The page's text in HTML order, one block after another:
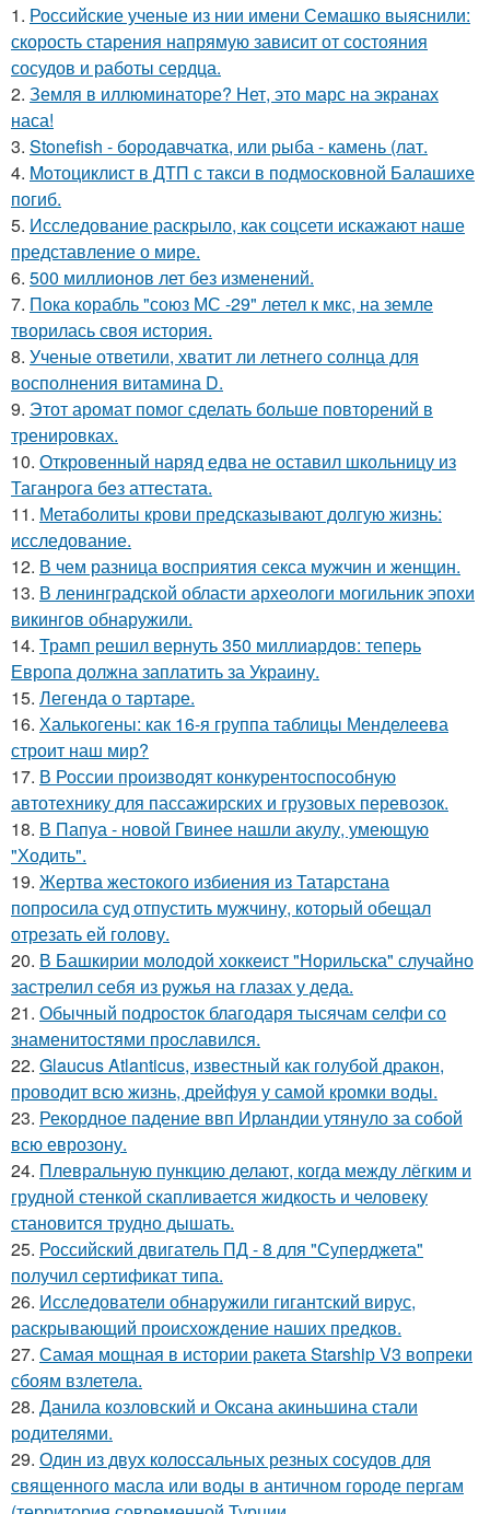
1. Российские ученые из нии имени Семашко выяснили:
скорость старения напрямую зависит от состояния
сосудов и работы сердца.
2. Земля в иллюминаторе? Нет, это марс на экранах
наса!
3. Stonefish - бородавчатка, или рыба - камень (лат.
4. Moтоциклист в ДТП с такси в подмосковной Балашихе
погиб.
5. Исследование раскрыло, как соцсети искажают наше
представление о мире.
6. 500 миллионов лет без изменений.
7. Пока корабль "союз МС -29" летел к мкс, на земле
творилась своя история.
8. Ученые ответили, хватит ли летнего солнца для
восполнения витамина D.
9. Этот аромат помог сделать больше повторений в
тренировках.
10. Откровенный наряд едва не оставил школьницу из
Таганрога без аттестата.
11. Метаболиты крови предсказывают долгую жизнь:
исследование.
12. В чем разница восприятия секса мужчин и женщин.
13. В ленинградской области археологи могильник эпохи
викингов обнаружили.
14. Трамп решил вернуть 350 миллиардов: теперь
Европа должна заплатить за Украину.
15. Легенда о тартаре.
16. Халькогены: как 16-я группа таблицы Менделеева
строит наш мир?
17. В России производят конкурентоспособную
автотехнику для пассажирских и грузовых перевозок.
18. В Папуа - новой Гвинее нашли акулу, умеющую
"Ходить".
19. Жертва жестокого избиения из Татарстана
попросила суд отпустить мужчину, который обещал
отрезать ей голову.
20. В Башкирии молодой хоккеист "Норильска" случайно
застрелил себя из ружья на глазах у деда.
21. Обычный подросток благодаря тысячам селфи со
знаменитостями прославился.
22. Glaucus Atlanticus, известный как голубой дракон,
проводит всю жизнь, дрейфуя у самой кромки воды.
23. Рекордное падение ввп Ирландии утянуло за собой
всю еврозону.
24. Плевральную пункцию делают, когда между лёгким и
грудной стенкой скапливается жидкость и человеку
становится трудно дышать.
25. Российский двигатель ПД - 8 для "Суперджета"
получил сертификат типа.
26. Исследователи обнаружили гигантский вирус,
раскрывающий происхождение наших предков.
27. Самая мощная в истории ракета Starship V3 вопреки
сбоям взлетела.
28. Данила козловский и Оксана акиньшина стали
родителями.
29. Один из двух колоссальных резных сосудов для
священного масла или воды в античном городе пергам